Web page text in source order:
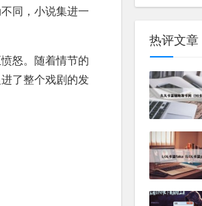
同，小说集进一
怒。随着情节的
了整个戏剧的发
热评文章